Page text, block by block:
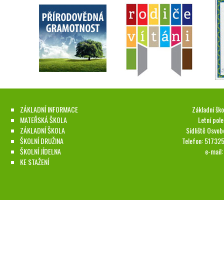
ZÁKLADNÍ INFORMACE
MATEŘSKÁ ŠKOLA
ZÁKLADNÍ ŠKOLA
ŠKOLNÍ DRUŽINA
ŠKOLNÍ JÍDELNA
KE STAŽENÍ
Základní
Letní
Sídliště
Telefon:
e-mail: